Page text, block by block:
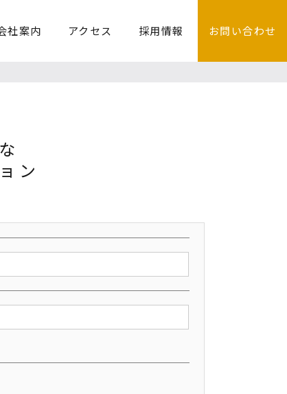
社案内 アクセス 採用情報 お問い合わせ
ン